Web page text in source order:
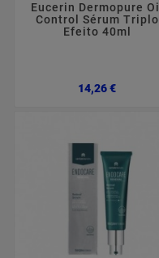
Eucerin Dermopure Oil
Control Sérum Triplo
Efeito 40ml
14,26 €Preço